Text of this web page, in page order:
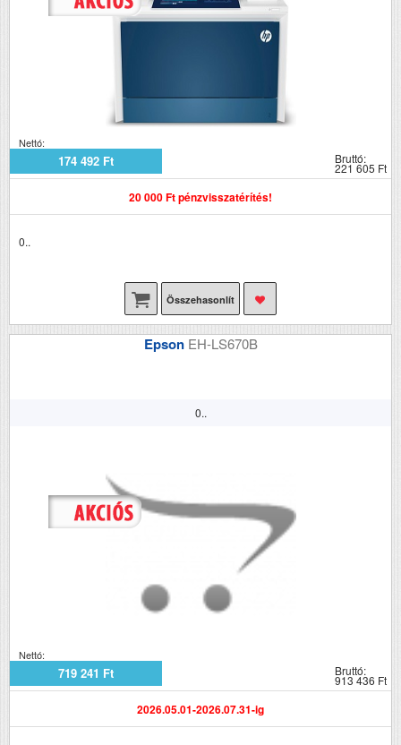
Nettó:
174 492 Ft Bruttó:
221 605 Ft
20 000 Ft pénzvisszatérítés!
0..
Összehasonlít
Epson EH-LS670B
0..
Nettó:
719 241 Ft Bruttó:
913 436 Ft
2026.05.01-2026.07.31-ig